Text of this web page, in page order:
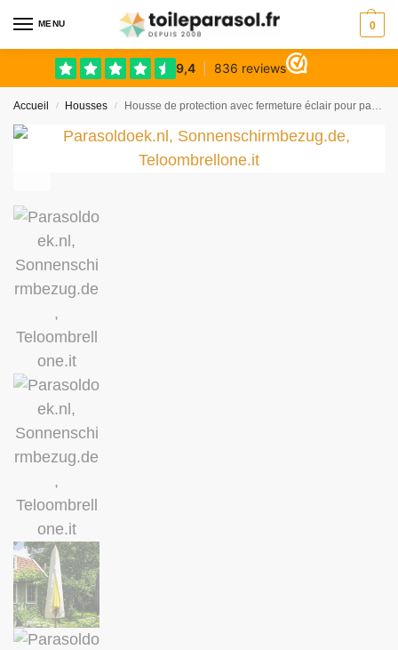
MENU 0
Accueil / Housses / Housse de protection avec fermeture éclair pour parasols droits